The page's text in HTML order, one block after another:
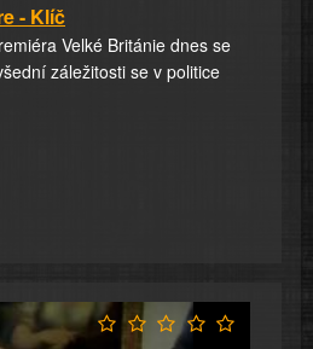
- Klíč
Velké Británie dnes se
záležitosti se v politice